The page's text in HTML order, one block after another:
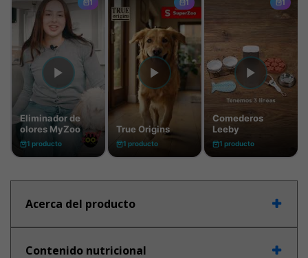
Acerca del producto
Contenido nutricional